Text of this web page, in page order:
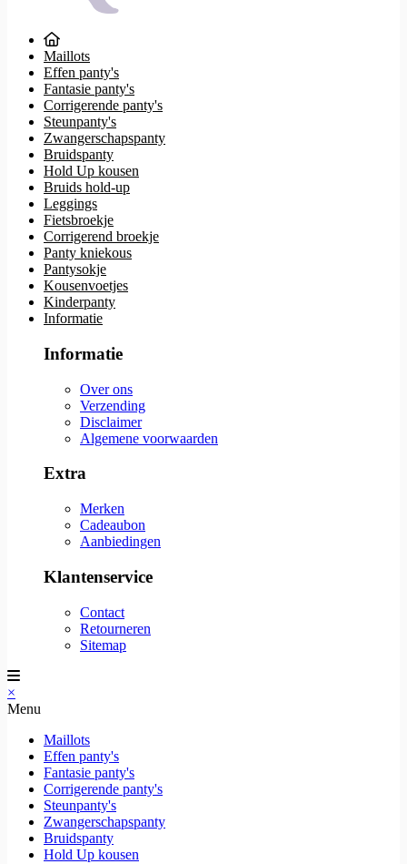
Maillots
Effen panty's
Fantasie panty's
Corrigerende panty's
Steunpanty's
Zwangerschapspanty
Bruidspanty
Hold Up kousen
Bruids hold-up
Leggings
Fietsbroekje
Corrigerend broekje
Panty kniekous
Pantysokje
Kousenvoetjes
Kinderpanty
Informatie
Informatie
Over ons
Verzending
Disclaimer
Algemene voorwaarden
Extra
Merken
Cadeaubon
Aanbiedingen
Klantenservice
Contact
Retourneren
Sitemap
×
Menu
Maillots
Effen panty's
Fantasie panty's
Corrigerende panty's
Steunpanty's
Zwangerschapspanty
Bruidspanty
Hold Up kousen